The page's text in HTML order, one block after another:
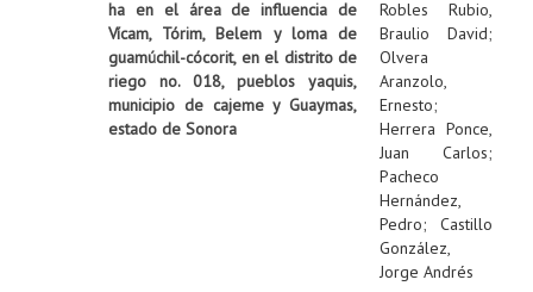
ha en el área de influencia de
Vícam, Tórim, Belem y loma de
guamúchil-cócorit, en el distrito de
riego no. 018, pueblos yaquis,
municipio de cajeme y Guaymas,
estado de Sonora
Robles Rubio,
Braulio David;
Olvera
Aranzolo,
Ernesto;
Herrera Ponce,
Juan Carlos;
Pacheco
Hernández,
Pedro; Castillo
González,
Jorge Andrés